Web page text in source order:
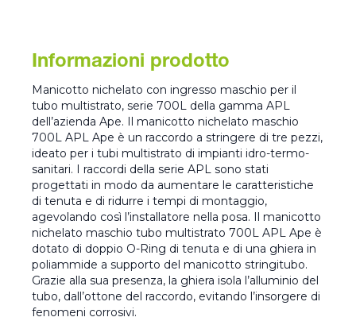
Informazioni prodotto
Manicotto nichelato con ingresso maschio per il
tubo multistrato, serie 700L della gamma APL
dell’azienda Ape. Il manicotto nichelato maschio
700L APL Ape è un raccordo a stringere di tre pezzi,
ideato per i tubi multistrato di impianti idro-termo-
sanitari. I raccordi della serie APL sono stati
progettati in modo da aumentare le caratteristiche
di tenuta e di ridurre i tempi di montaggio,
agevolando così l’installatore nella posa. Il manicotto
nichelato maschio tubo multistrato 700L APL Ape è
dotato di doppio O-Ring di tenuta e di una ghiera in
poliammide a supporto del manicotto stringitubo.
Grazie alla sua presenza, la ghiera isola l’alluminio del
tubo, dall’ottone del raccordo, evitando l’insorgere di
fenomeni corrosivi.